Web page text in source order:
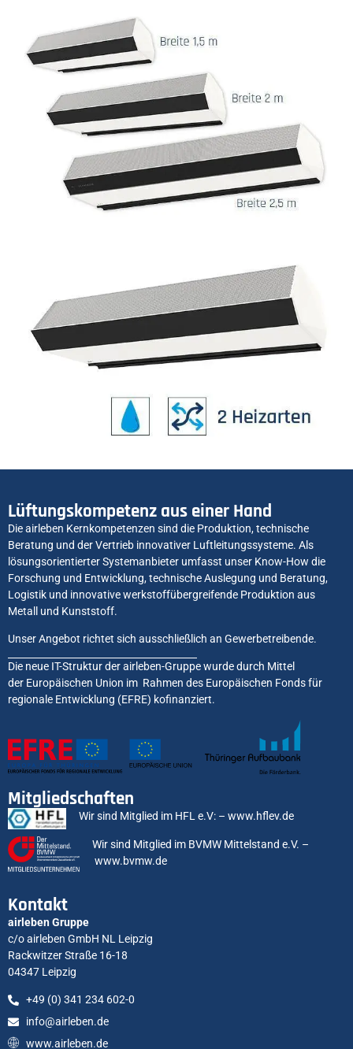
Lüftungskompetenz aus einer Hand
Die airleben Kernkompetenzen sind die Produktion, technische
Beratung und der Vertrieb innovativer Luftleitungssysteme. Als
lösungsorientierter Systemanbieter umfasst unser Know-How die
Forschung und Entwicklung, technische Auslegung und Beratung,
Logistik und innovative werkstoffübergreifende Produktion aus
Metall und Kunststoff.
Unser Angebot richtet sich ausschließlich an Gewerbetreibende.
Die neue IT-Struktur der airleben-Gruppe wurde durch Mittel
der Europäischen Union im Rahmen des Europäischen Fonds für
regionale Entwicklung (EFRE) kofinanziert.
Mitgliedschaften
Wir sind Mitglied im HFL e.V: – www.hflev.de
Wir sind Mitglied im BVMW Mittelstand e.V. –
www.bvmw.de
Kontakt
airleben Gruppe
c/o airleben GmbH NL Leipzig
Rackwitzer Straße 16-18
04347 Leipzig
+49 (0) 341 234 602-0
info@airleben.de
www.airleben.de